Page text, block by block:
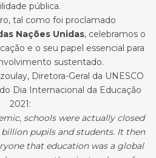
pública.
tal como foi proclamado
Nações Unidas, celebramos o
e o seu papel essencial para
sustentado.
Diretora-Geral da UNESCO
Dia Internacional da Educação
2021:
schools were actually closed
billion pupils and students. It then
that education was a global